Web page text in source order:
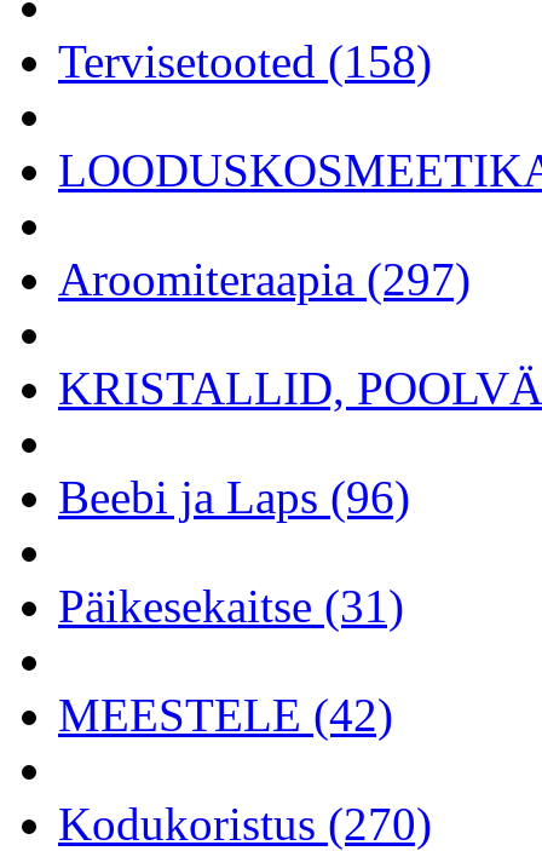
Tervisetooted (158)
Aroomiteraapia (297)
KRISTALLID,
Beebi ja Laps (96)
Päikesekaitse (31)
MEESTELE (42)
Kodukoristus (270)